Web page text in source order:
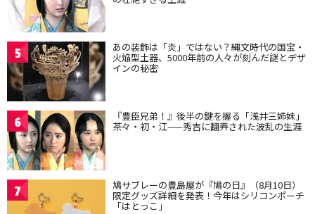
5 あの装飾は「炎」ではない？縄文時代の国宝・
火焔型土器、5000年前の人々が刻んだ謎とデザ
インの秘密
6 『豊臣兄弟！』後半の鍵を握る「浅井三姉妹」
茶々・初・江——秀吉に翻弄された波乱の生涯
7 鳩サブレーの豊島屋が『鳩の日』（8月10日）
限定グッズ詳細を発表！今年はシリコンポーチ
「はとっこ」